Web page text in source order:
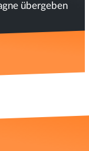
übergeben